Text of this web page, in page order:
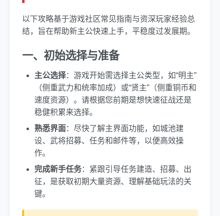
以下攻略基于游戏社区常见指南与资深玩家经验总
结，旨在帮助新主公快速上手，平稳度过发展期。
一、初始选择与准备
主公选择：游戏开始需选择主公类型，如“明主”
（侧重武力和统率加成）或“贤主”（侧重铜币和
速度资源）。请根据您前期是想快速征战还是
稳健积累来选择。
熟悉界面 ：尽快了解主界面功能，如城池建
设、武将招募、任务和邮件等，以便高效操
作。
完成新手任务：紧跟引导任务建造、招募、出
征，是获取初期大量资源、理解基础玩法的关
键。